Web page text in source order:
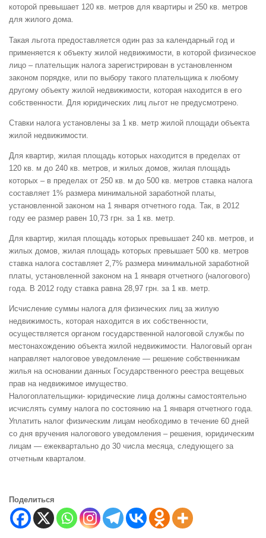
которой превышает 120 кв. метров для квартиры и 250 кв. метров
для жилого дома.
Такая льгота предоставляется один раз за календарный год и
применяется к объекту жилой недвижимости, в которой физическое
лицо – плательщик налога зарегистрирован в установленном
законом порядке, или по выбору такого плательщика к любому
другому объекту жилой недвижимости, которая находится в его
собственности. Для юридических лиц льгот не предусмотрено.
Ставки налога установлены за 1 кв. метр жилой площади объекта
жилой недвижимости.
Для квартир, жилая площадь которых находится в пределах от
120 кв. м до 240 кв. метров, и жилых домов, жилая площадь
которых – в пределах от 250 кв. м до 500 кв. метров ставка налога
составляет 1% размера минимальной заработной платы,
установленной законом на 1 января отчетного года. Так, в 2012
году ее размер равен 10,73 грн. за 1 кв. метр.
Для квартир, жилая площадь которых превышает 240 кв. метров, и
жилых домов, жилая площадь которых превышает 500 кв. метров
ставка налога составляет 2,7% размера минимальной заработной
платы, установленной законом на 1 января отчетного (налогового)
года. В 2012 году ставка равна 28,97 грн. за 1 кв. метр.
Исчисление суммы налога для физических лиц за жилую
недвижимость, которая находится в их собственности,
осуществляется органом государственной налоговой службы по
местонахождению объекта жилой недвижимости. Налоговый орган
направляет налоговое уведомление — решение собственникам
жилья на основании данных Государственного реестра вещевых
прав на недвижимое имущество.
Налогоплательщики- юридические лица должны самостоятельно
исчислять сумму налога по состоянию на 1 января отчетного года.
Уплатить налог физическим лицам необходимо в течение 60 дней
со дня вручения налогового уведомления – решения, юридическим
лицам — ежеквартально до 30 числа месяца, следующего за
отчетным кварталом.
Поделиться